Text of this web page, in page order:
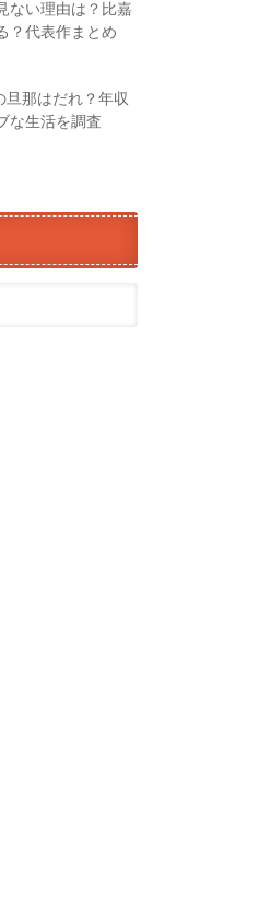
ない理由は？比嘉
？代表作まとめ
旦那はだれ？年収
な生活を調査